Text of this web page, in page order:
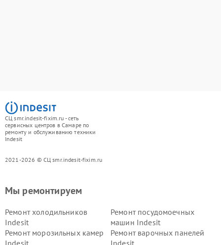
СЦ smr.indesit-fixim.ru - сеть
сервисных центров в Самаре по
ремонту и обслуживанию техники
Indesit
2021-2026 © СЦ smr.indesit-fixim.ru
Мы ремонтируем
Ремонт холодильников
Indesit
Ремонт посудомоечных
машин Indesit
Ремонт морозильных камер
Indesit
Ремонт варочных панелей
Indesit